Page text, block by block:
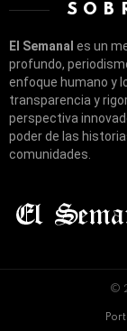
El Semanal es un
profundo,
enfoque humano y
transparencia y
perspectiva
poder de las
comunidades.
©